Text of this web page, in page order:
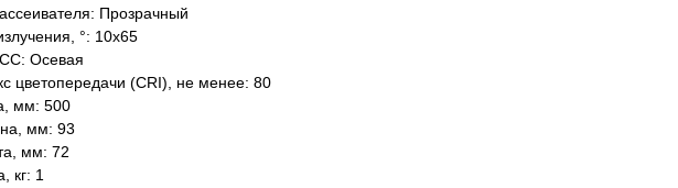
Прозрачный
°: 10х65
Осевая
цветопередачи (CRI), не менее: 80
мм: 500
мм: 93
мм: 72
кг: 1